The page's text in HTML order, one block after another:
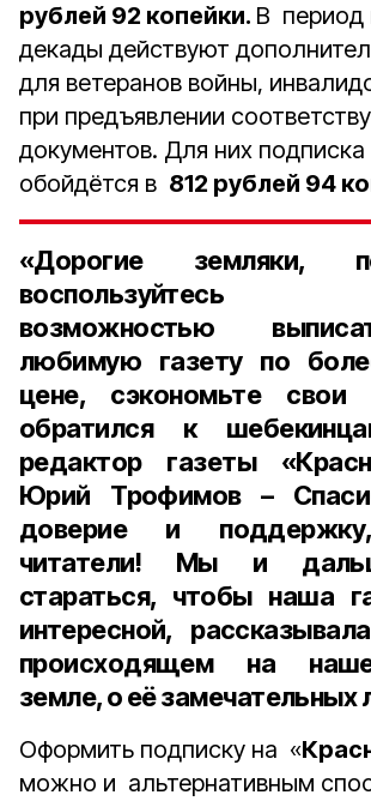
рублей 92 копейки. В период
декады действуют
для ветеранов войны,
при предъявлении
документов. Для них подписка
обойдётся в 812 рублей 94
«Дорогие земляки,
воспользуйтесь
возможностью
любимую газету по
цене, сэкономьте
обратился к
редактор газеты
Юрий Трофимов –
доверие и
читатели! Мы и
стараться, чтобы наша
интересной,
происходящем на
земле, о её замечательных
Оформить подписку на «
можно и альтернативным